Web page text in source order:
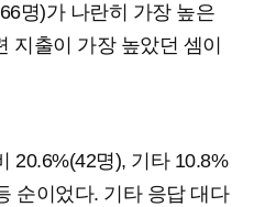
명)가 나란히 가장 높은
지출이 가장 높았던 셈이
20.6%(42명), 기타 10.8%
순이었다. 기타 응답 대다